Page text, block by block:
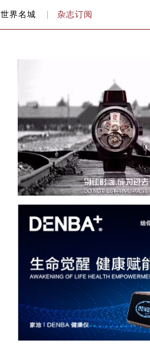
世界名城 杂志订阅